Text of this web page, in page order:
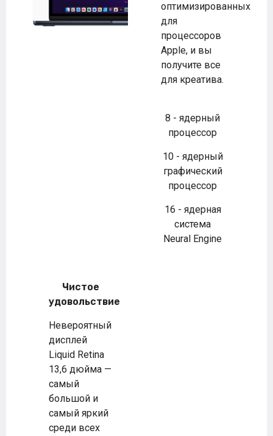
оптимизированных
для
процессоров
Apple, и вы
получите все
для креатива.
8 - ядерный
процессор
10 - ядерный
графический
процессор
16 - ядерная
система
Neural Engine
Чистое
удовольствие
Невероятный
дисплей
Liquid Retina
13,6 дюйма —
самый
большой и
самый яркий
среди всех